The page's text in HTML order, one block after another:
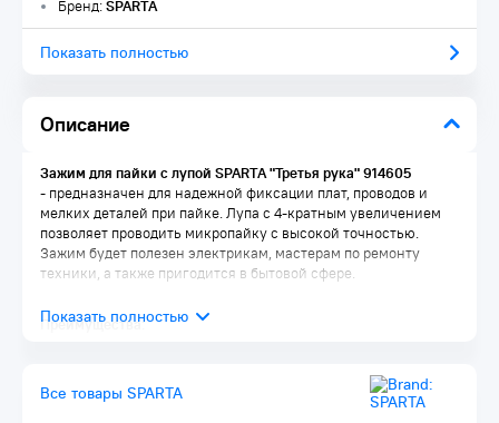
Описание
Бренд:SPARTA
Показать полностью
Зажим для пайки с лупой SPARTA "Третья рука" 914605
- предназначен для надежной фиксации плат, проводов и
мелких деталей при пайке. Лупа с 4-кратным увеличением
позволяет проводить микропайку с высокой точностью.
Зажим будет полезен электрикам, мастерам по ремонту
техники, а также пригодится в бытовой сфере.
Преимущества:
опрокидывание, крепкие «крокодилы» надежно
удерживают детали.
Все товары SPARTA